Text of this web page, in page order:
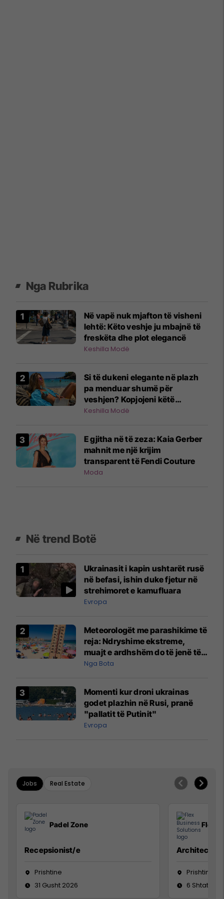
Nga Rubrika
Në vapë nuk mjafton të visheni
lehtë: Këto veshje ju mbajnë të
freskëta dhe plot elegancë
Keshilla Modë
Si të dukeni elegante në plazh
pa menduar shumë për
veshjen? Kopjojeni këtë
kombinim!
Keshilla Modë
E gjitha në të zeza: Kaia Gerber
mahnit me një krijim
transparent të Fendi Couture
Moda
Në trend Botë
Ukrainasit i kapin ushtarët rusë
në befasi, ishin duke fjetur në
strehimoret e kamufluara
Evropa
Meteorologët me parashikime të
reja: Ndryshime ekstreme,
muajt e ardhshëm do të jenë të
pazakontë
Nga Bota
Momenti kur droni ukrainas
godet plazhin në Rusi, pranë
"pallatit të Putinit"
Evropa
Jobs Real Estate
Padel Zone
Recepsionist/e
Prishtine
31 Gusht 2026
Flex
Architect
Prishtinë
6 Shtator